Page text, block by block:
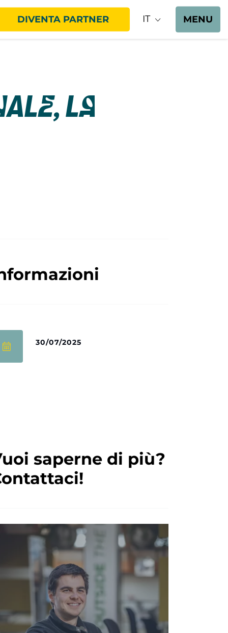
DIVENTA PARTNER IT MENU
la
30/07/2025
saperne di più?